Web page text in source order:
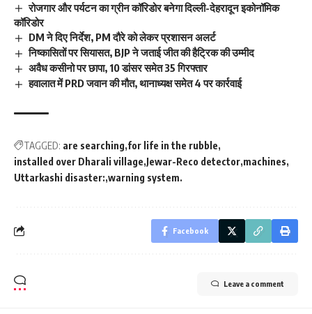
रोजगार और पर्यटन का ग्रीन कॉरिडोर बनेगा दिल्ली-देहरादून इकोनॉमिक
कॉरिडोर
DM ने दिए निर्देश, PM दौरे को लेकर प्रशासन अलर्ट
निष्कासितों पर सियासत, BJP ने जताई जीत की हैट्रिक की उम्मीद
अवैध कसीनो पर छापा, 10 डांसर समेत 35 गिरफ्तार
हवालात में PRD जवान की मौत, थानाध्यक्ष समेत 4 पर कार्रवाई
TAGGED: are searching for life in the rubble
installed over Dharali village Jewar-Reco detector machines
Uttarkashi disaster: warning system.
Facebook
Leave a comment